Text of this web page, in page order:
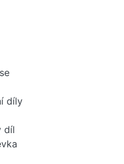
díly
díl